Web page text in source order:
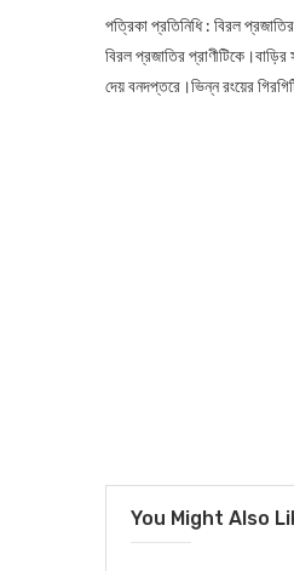
পত্রিকা প্রতিনিধি : বিরল
বিরল প্রজাতির
দেয় বনদপ্তরে।ভিন্ন রংয়ের
You Might Also